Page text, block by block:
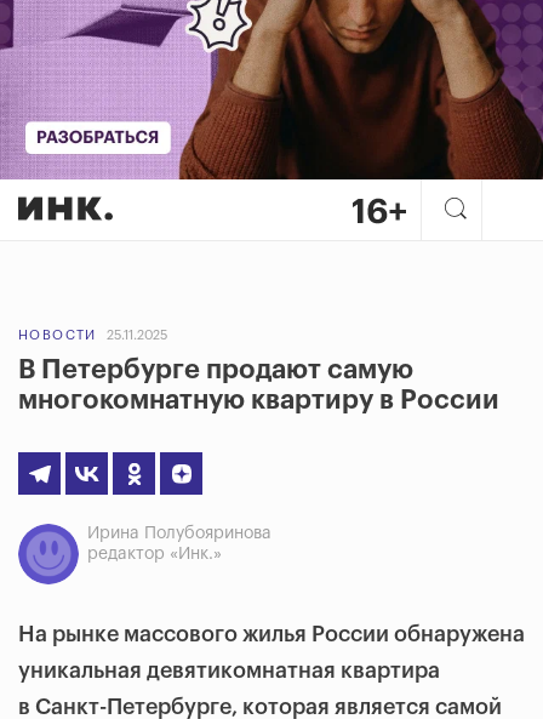
НОВОСТИ 25.11.2025
В Петербурге продают самую
многокомнатную квартиру в России
Ирина Полубояринова
редактор «Инк.»
На рынке массового жилья России обнаружена
уникальная девятикомнатная квартира
в Санкт-Петербурге, которая является самой